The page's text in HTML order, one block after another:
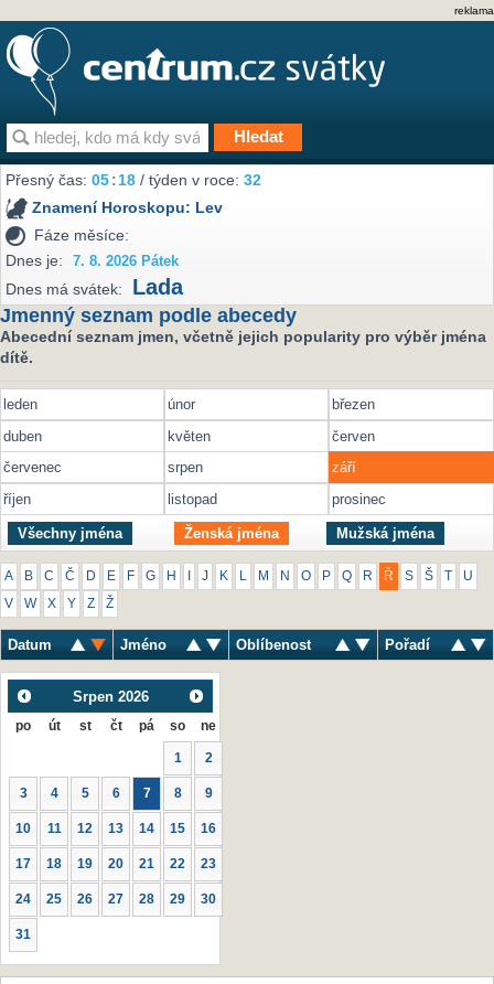
reklama
Přesný čas:05 18 / týden v roce:32
Znamení Horoskopu: Lev
Fáze měsíce:
Dnes je:
7. 8. 2026 Pátek
Dnes má svátek: Lada
Jmenný seznam podle abecedy
Abecední seznam jmen, včetně jejich popularity pro výběr jména
dítě.
leden únor
březen
duben
květen
červen
červenec
srpen
září
říjen
listopad prosinec
Všechny jména Ženská jména Mužská jména
A B C Č D E F G H J K M N O P Q R Ř S Š U
V W X Y Z Ž
Datum Jméno Oblíbenost Pořadí
Srpen 2026
po út st čt pá so ne
1 2
3 4 5 6 7 8 9
10 11 12 13 14 15 16
17 18 19 20 21 22 23
24 25 26 27 28 29 30
31